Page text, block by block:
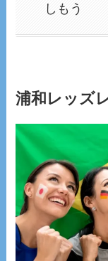
しもう
浦和レッズ